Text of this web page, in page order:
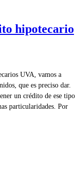
hipotecario
UVA, vamos a
que es preciso dar.
un crédito de ese tipo
particularidades. Por